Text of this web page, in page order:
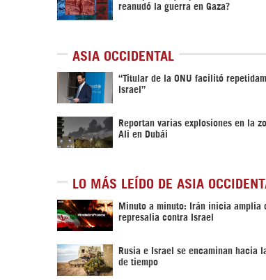
reanudó la guerra en Gaza?
ASIA OCCIDENTAL
“Titular de la ONU facilitó
Israel”
Reportan varias explosiones en la
Ali en Dubái
LO MÁS LEÍDO DE ASIA
Minuto a minuto: Irán inicia amplia
represalia contra Israel
Rusia e Israel se encaminan hacia
de tiempo